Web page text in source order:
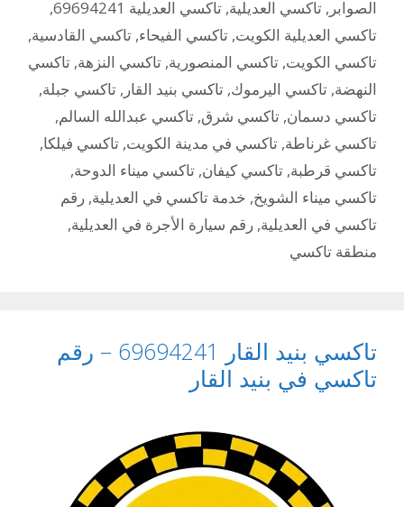
الصوابر , تاكسي العديلية, تاكسي العديلية 69694241
,
تاكسي العديلية الكويت, تاكسي الفيحاء, تاكسي القادسية,
تاكسي الكويت, تاكسي المنصورية, تاكسي النزهة, تاكسي
النهضة, تاكسي اليرموك, تاكسي بنيد القار , تاكسي جبلة,
تاكسي دسمان, تاكسي شرق, تاكسي عبدالله السالم,
تاكسي غرناطة, تاكسي في مدينة الكويت, تاكسي فيلكا,
تاكسي قرطبة, تاكسي كيفان, تاكسي ميناء الدوحة,
تاكسي ميناء الشويخ, خدمة تاكسي في العديلية, رقم
تاكسي في العديلية, رقم سيارة الأجرة في العديلية,
منطقة تاكسي
تاكسي بنيد القار 69694241 – رقم
تاكسي في بنيد القار